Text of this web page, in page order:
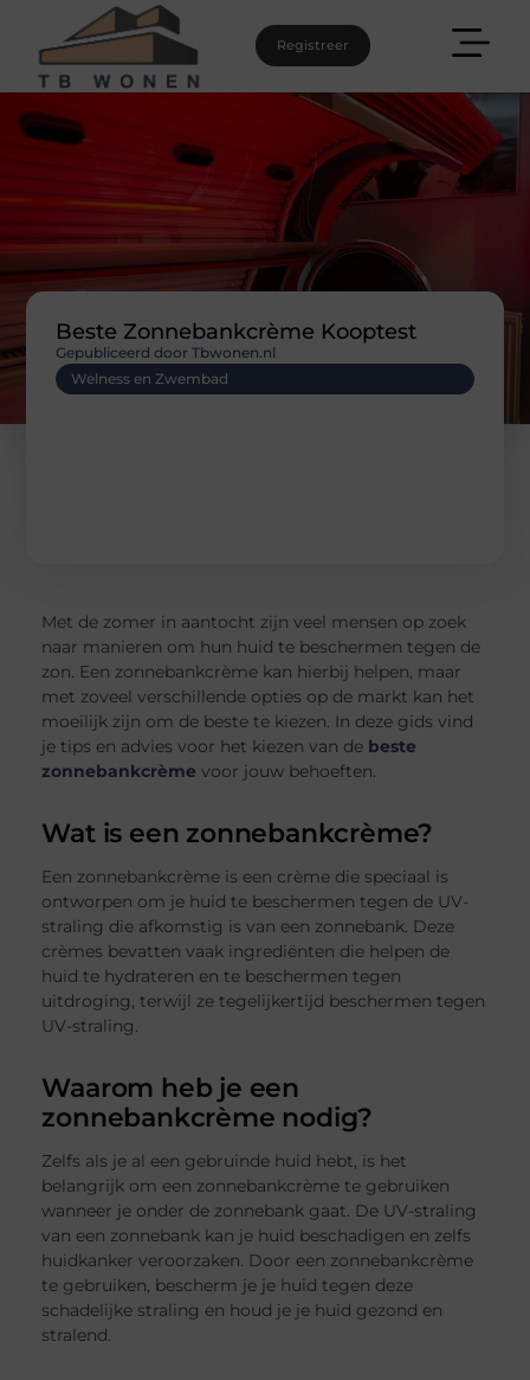
Registreer
Beste Zonnebankcrème Kooptest
Welness en Zwembad
Gepubliceerd door Tbwonen.nl
Met de zomer in aantocht zijn veel mensen op zoek
naar manieren om hun huid te beschermen tegen de
zon. Een zonnebankcrème kan hierbij helpen, maar
met zoveel verschillende opties op de markt kan het
moeilijk zijn om de beste te kiezen. In deze gids vind
je tips en advies voor het kiezen van de beste
zonnebankcrème voor jouw behoeften.
Wat is een zonnebankcrème?
Een zonnebankcrème is een crème die speciaal is
ontworpen om je huid te beschermen tegen de UV-
straling die afkomstig is van een zonnebank. Deze
crèmes bevatten vaak ingrediënten die helpen de
huid te hydrateren en te beschermen tegen
uitdroging, terwijl ze tegelijkertijd beschermen tegen
UV-straling.
Waarom heb je een
zonnebankcrème nodig?
Zelfs als je al een gebruinde huid hebt, is het
belangrijk om een zonnebankcrème te gebruiken
wanneer je onder de zonnebank gaat. De UV-straling
van een zonnebank kan je huid beschadigen en zelfs
huidkanker veroorzaken. Door een zonnebankcrème
te gebruiken, bescherm je je huid tegen deze
schadelijke straling en houd je je huid gezond en
stralend.